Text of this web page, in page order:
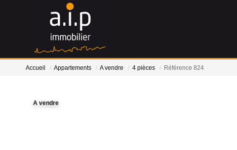
Accueil Appartements A vendre 4 pièces Référence 824
A vendre